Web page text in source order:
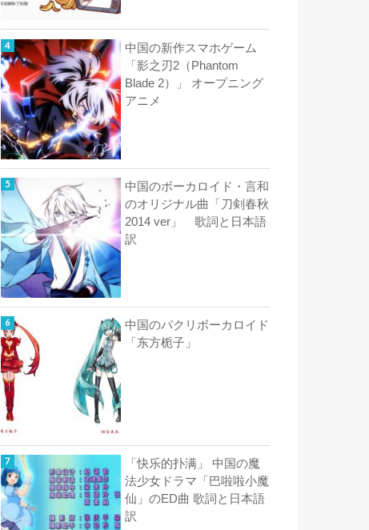
中国の新作スマホゲーム
「影之刃2（Phantom
Blade 2）」 オープニング
アニメ
中国のボーカロイド・言和
のオリジナル曲「刀剣春秋
2014 ver」 歌詞と日本語
訳
中国のパクリボーカロイド
「东方栀子」
「快乐的扑满」 中国の魔
法少女ドラマ「巴啦啦小魔
仙」のED曲 歌詞と日本語
訳